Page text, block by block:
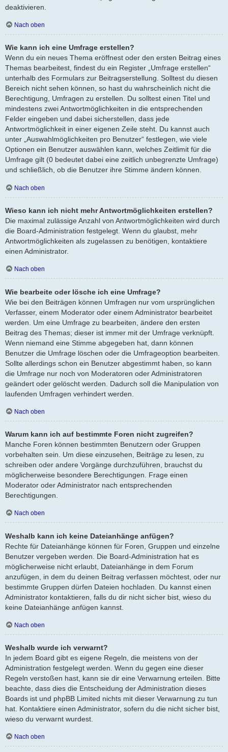
deaktivieren.
Nach oben
Wie kann ich eine Umfrage erstellen?
Wenn du ein neues Thema eröffnest oder den ersten Beitrag eines
Themas bearbeitest, findest du ein Register „Umfrage erstellen“
unterhalb des Formulars zur Beitragserstellung. Solltest du diesen
Bereich nicht sehen können, so hast du wahrscheinlich nicht die
Berechtigung, Umfragen zu erstellen. Du solltest einen Titel und
mindestens zwei Antwortmöglichkeiten in die entsprechenden
Felder eingeben und dabei sicherstellen, dass jede
Antwortmöglichkeit in einer eigenen Zeile steht. Du kannst auch
unter „Auswahlmöglichkeiten pro Benutzer“ festlegen, wie viele
Optionen ein Benutzer auswählen kann, welches Zeitlimit für die
Umfrage gilt (0 bedeutet dabei eine zeitlich unbegrenzte Umfrage)
und schließlich, ob die Benutzer ihre Stimme ändern können.
Nach oben
Wieso kann ich nicht mehr Antwortmöglichkeiten erstellen?
Die maximal zulässige Anzahl von Antwortmöglichkeiten wird durch
die Board-Administration festgelegt. Wenn du glaubst, mehr
Antwortmöglichkeiten als zugelassen zu benötigen, kontaktiere
einen Administrator.
Nach oben
Wie bearbeite oder lösche ich eine Umfrage?
Wie bei den Beiträgen können Umfragen nur vom ursprünglichen
Verfasser, einem Moderator oder einem Administrator bearbeitet
werden. Um eine Umfrage zu bearbeiten, ändere den ersten
Beitrag des Themas; dieser ist immer mit der Umfrage verknüpft.
Wenn niemand eine Stimme abgegeben hat, dann können
Benutzer die Umfrage löschen oder die Umfrageoption bearbeiten.
Sollte allerdings schon ein Benutzer abgestimmt haben, so kann
die Umfrage nur noch von Moderatoren oder Administratoren
geändert oder gelöscht werden. Dadurch soll die Manipulation von
laufenden Umfragen verhindert werden.
Nach oben
Warum kann ich auf bestimmte Foren nicht zugreifen?
Manche Foren können bestimmten Benutzern oder Gruppen
vorbehalten sein. Um diese einzusehen, Beiträge zu lesen, zu
schreiben oder andere Vorgänge durchzuführen, brauchst du
möglicherweise besondere Berechtigungen. Frage einen
Moderator oder Administrator nach entsprechenden
Berechtigungen.
Nach oben
Weshalb kann ich keine Dateianhänge anfügen?
Rechte für Dateianhänge können für Foren, Gruppen und einzelne
Benutzer vergeben werden. Die Board-Administration hat es
möglicherweise nicht erlaubt, Dateianhänge in dem Forum
anzufügen, in dem du deinen Beitrag verfassen möchtest, oder nur
bestimmte Gruppen dürfen Dateien hochladen. Du kannst einen
Administrator kontaktieren, falls du dir nicht sicher bist, wieso du
keine Dateianhänge anfügen kannst.
Nach oben
Weshalb wurde ich verwarnt?
In jedem Board gibt es eigene Regeln, die meistens von der
Administration festgelegt werden. Wenn du gegen eine dieser
Regeln verstoßen hast, kann sie dir eine Verwarnung erteilen. Bitte
beachte, dass dies die Entscheidung der Administration dieses
Boards ist und phpBB Limited nichts mit dieser Verwarnung zu tun
hat. Kontaktiere einen Administrator, sofern du die nicht sicher bist,
wieso du verwarnt wurdest.
Nach oben